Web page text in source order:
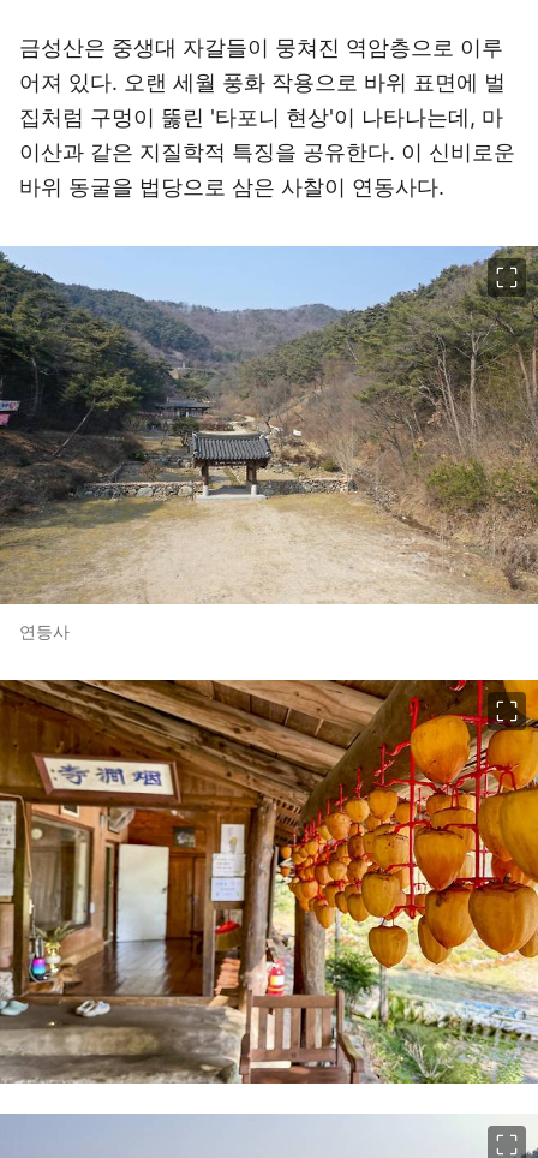
금성산은 중생대 자갈들이 뭉쳐진 역암층으로 이루
어져 있다. 오랜 세월 풍화 작용으로 바위 표면에 벌
집처럼 구멍이 뚫린 '타포니 현상'이 나타나는데, 마
이산과 같은 지질학적 특징을 공유한다. 이 신비로운
바위 동굴을 법당으로 삼은 사찰이 연동사다.
연등사